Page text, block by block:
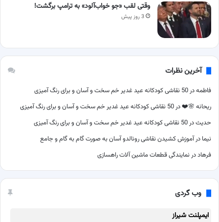
وقتی لقب «جو خواب‌آلود» به ترامپ برگشت!
3 روز پیش
آخرین نظرات
فاطمهدر 50 نقاشی کودکانه عید غدیر خم سخت و آسان و برای رنگ آمیزی
ریحانه 🌸❤️در 50 نقاشی کودکانه عید غدیر خم سخت و آسان و برای رنگ آمیزی
حدیثدر 50 نقاشی کودکانه عید غدیر خم سخت و آسان و برای رنگ آمیزی
نیما درآموزش کشیدن نقاشی رونالدو آسان به صورت گام به گام و جامع
فرهاددر نمایندگی قطعات ماشین آلات راهسازی
وب گردی
ایمپلنت شیراز